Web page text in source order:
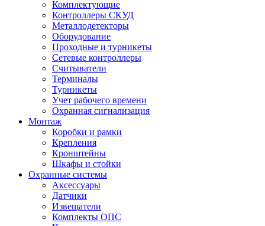
Комплектующие
Контроллеры СКУД
Металлодетекторы
Оборудование
Проходные и турникеты
Сетевые контроллеры
Считыватели
Терминалы
Турникеты
Учет рабочего времени
Охранная сигнализация
Монтаж
Коробки и рамки
Крепления
Кронштейны
Шкафы и стойки
Охранные системы
Аксессуары
Датчики
Извещатели
Комплекты ОПС